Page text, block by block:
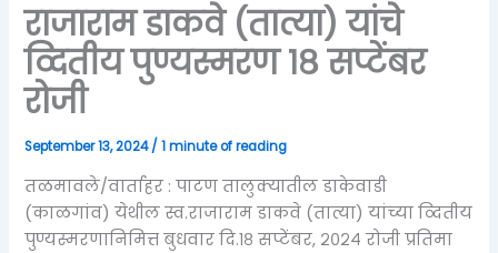
राजाराम डाकवे (तात्या) यांचे
व्दितीय पुण्यस्मरण १८ सप्टेंबर
रोजी
September 13, 2024/1 minute of reading
तळमावले/वार्ताहर : पाटण तालुक्यातील डाकेवाडी
(काळगांव) येथील स्व.राजाराम डाकवे (तात्या) यांच्या व्दितीय
पुण्यस्मरणानिमित्त बुधवार दि.१८ सप्टेंबर, २०२४ रोजी प्रतिमा